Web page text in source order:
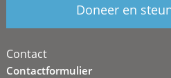
Doneer en
Contact
Contactformulier